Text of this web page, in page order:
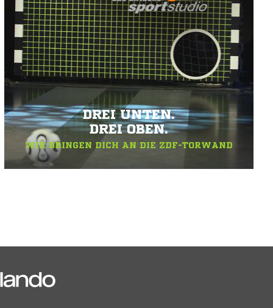
DREI UNTEN.
DREI OBEN.
WIR BRINGEN DICH AN DIE ZDF-TORWAND